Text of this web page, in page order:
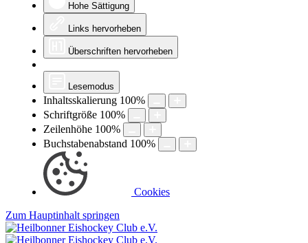
Hohe Sättigung
Links hervorheben
Überschriften hervorheben
Lesemodus
Inhaltsskalierung 100%
Schriftgröße 100%
Zeilenhöhe 100%
Buchstabenabstand 100%
Cookies
Zum Hauptinhalt springen